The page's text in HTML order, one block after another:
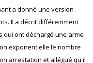
a donné une version
Il a décrit différemment
qui ont déchargé une arme
exponentielle le nombre
arrestation et allégué qu'il